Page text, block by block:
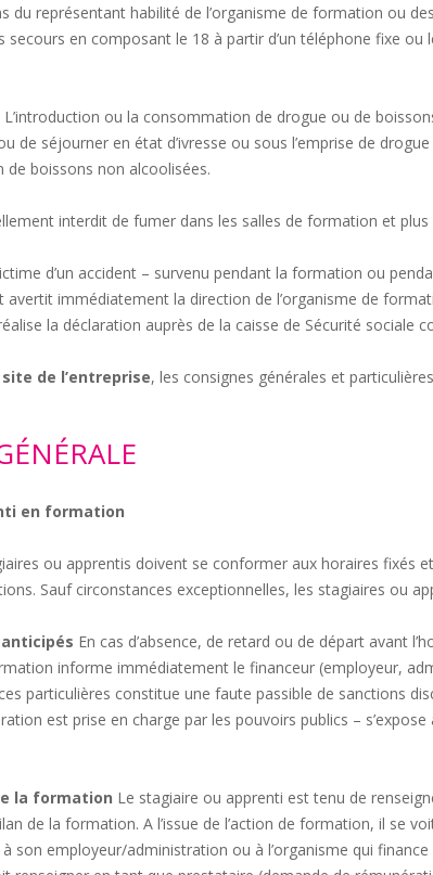
représentant habilité de l’organisme de formation ou
en composant le 18 à partir d’un téléphone fixe
L’introduction ou la consommation de drogue ou de
de séjourner en état d’ivresse ou sous l’emprise de
de boissons non alcoolisées.
interdit de fumer dans les salles de formation et plus
d’un accident – survenu pendant la formation ou
immédiatement la direction de l’organisme de
la déclaration auprès de la caisse de Sécurité sociale
de l’entreprise, les consignes générales et
en formation
ou apprentis doivent se conformer aux horaires fixés
Sauf circonstances exceptionnelles, les stagiaires ou
En cas d’absence, de retard ou de départ avant
informe immédiatement le financeur (employeur,
particulières constitue une faute passible de sanctions
est prise en charge par les pouvoirs publics –
la formation Le stagiaire ou apprenti est tenu de
de la formation. A l’issue de l’action de formation, il
son employeur/administration ou à l’organisme qui